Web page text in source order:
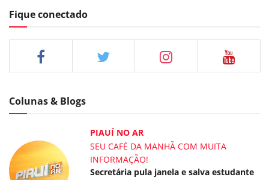
Fique conectado
Colunas & Blogs
PIAUÍ NO AR
SEU CAFÉ DA MANHÃ COM MUITA
INFORMAÇÃO!
Secretária pula janela e salva estudante